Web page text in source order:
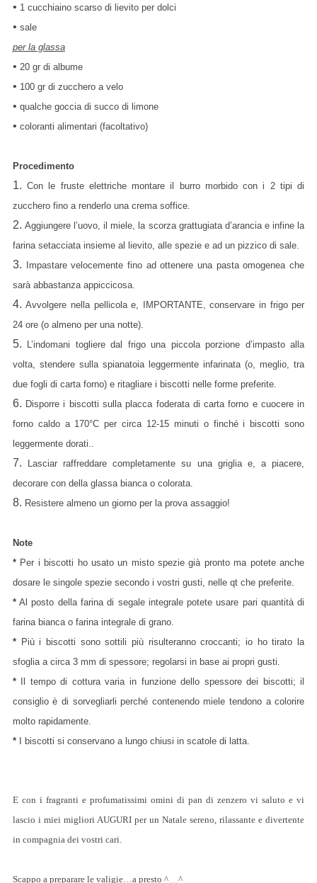
• 1 cucchiaino scarso di lievito per dolci
• sale
per la glassa
• 20 gr di albume
• 100 gr di zucchero a velo
• qualche goccia di succo di limone
• coloranti alimentari (facoltativo)
Procedimento
1.Con le fruste elettriche montare il burro morbido con i 2 tipi di
zucchero fino a renderlo una crema soffice.
2.Aggiungere l’uovo, il miele, la scorza grattugiata d’arancia e infine la
farina setacciata insieme al lievito, alle spezie e ad un pizzico di sale.
3.
Impastare velocemente fino ad ottenere una pasta omogenea che
sarà abbastanza appiccicosa.
4.Avvolgere nella pellicola e, IMPORTANTE, conservare in frigo per
24 ore (o almeno per una notte).
5.
L’indomani togliere dal frigo una piccola porzione d’impasto alla
volta, stendere sulla spianatoia leggermente infarinata (o, meglio, tra
due fogli di carta forno) e ritagliare i biscotti nelle forme preferite.
6. Disporre i biscotti sulla placca foderata di carta forno e cuocere in
forno caldo a 170°C per circa 12-15 minuti o finché i biscotti sono
leggermente dorati..
7.
Lasciar raffreddare completamente su una griglia e, a piacere,
decorare con della glassa bianca o colorata.
8. Resistere almeno un giorno per la prova assaggio!
Note
*Per i biscotti ho usato un misto spezie già pronto ma potete anche
dosare le singole spezie secondo i vostri gusti, nelle qt che preferite.
*Al posto della farina di segale integrale potete usare pari quantità di
farina bianca o farina integrale di grano.
*Più i biscotti sono sottili più risulteranno croccanti; io ho tirato la
sfoglia a circa 3 mm di spessore; regolarsi in base ai propri gusti.
*Il tempo di cottura varia in funzione dello spessore dei biscotti; il
consiglio è di sorvegliarli perché contenendo miele tendono a colorire
molto rapidamente.
*I biscotti si conservano a lungo chiusi in scatole di latta.
E con i fragranti e profumatissimi omini di pan di zenzero vi saluto e vi
lascio i miei migliori AUGURI per un Natale sereno, rilassante e divertente
in compagnia dei vostri cari.
Scappo a preparare le valigie…a presto ^__^